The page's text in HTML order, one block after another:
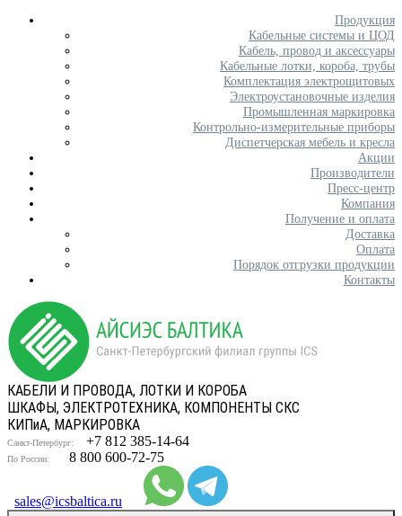
Продукция
Кабельные системы и ЦОД
Кабель, провод и аксессуары
Кабельные лотки, короба, трубы
Комплектация электрощитовых
Электроустановочные изделия
Промышленная маркировка
Контрольно-измерительные приборы
Диспетчерская мебель и кресла
Акции
Производители
Пресс-центр
Компания
Получение и оплата
Доставка
Оплата
Порядок отгрузки продукции
Контакты
КАБЕЛИ И ПРОВОДА, ЛОТКИ И КОРОБА
ШКАФЫ, ЭЛЕКТРОТЕХНИКА, КОМПОНЕНТЫ СКС
КИПиА, МАРКИРОВКА
Санкт-Петербург: +7 812 385-14-64
По России: 8 800 600-72-75
sales@icsbaltica.ru